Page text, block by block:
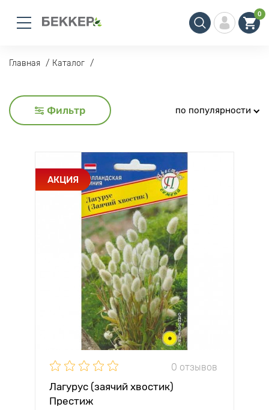
0
Главная Каталог
Фильтр по популярности
АКЦИЯ
0 отзывов
Лагурус (заячий хвостик)
Престиж